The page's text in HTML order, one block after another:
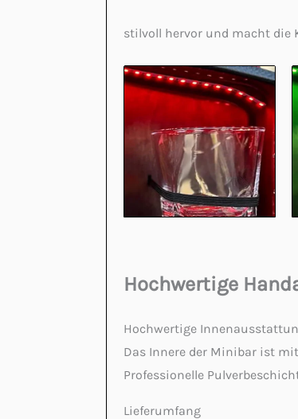
stilvoll hervor und macht die
Hochwertige
Hochwertige
Das Innere der Minibar ist
Professionelle
Lieferumfang